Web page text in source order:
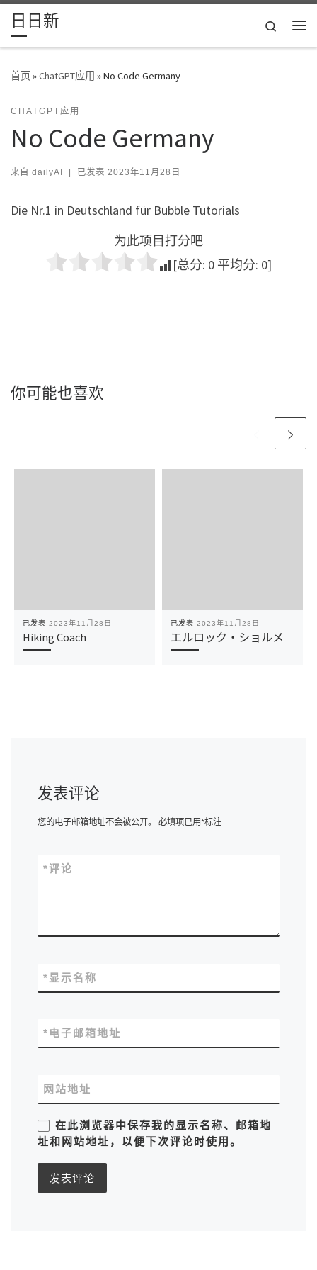
Skip to content
日日新
Search
首页»ChatGPT应用 »No Code Germany
CHATGPT应用
No Code Germany
来自 dailyAI | 已发表 2023年11月28日
Die Nr.1 in Deutschland für Bubble Tutorials
为此项目打分吧
[总分: 0 平均分: 0]
你可能也喜欢
已发表 2023年11月28日
Hiking Coach
已发表 2023年11月28日
エルロック・ショルメ
发表评论
您的电子邮箱地址不会被公开。 必填项已用*标注
评论
*
显示名称
*
电子邮箱地址
*
网站地址
在此浏览器中保存我的显示名称、邮箱地
址和网站地址，以便下次评论时使用。